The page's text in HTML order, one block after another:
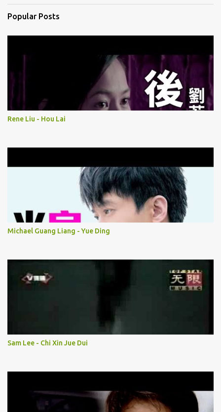
Popular Posts
Rene Liu - Hou Lai
Michael Guang Liang - Yue Ding
Sam Lee - Chi Xin Jue Dui